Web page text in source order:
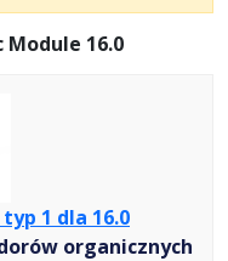
16.0
1 dla 16.0
organicznych